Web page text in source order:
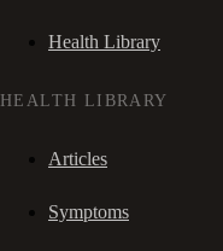
Health Library
HEALTH LIBRARY
Articles
Symptoms